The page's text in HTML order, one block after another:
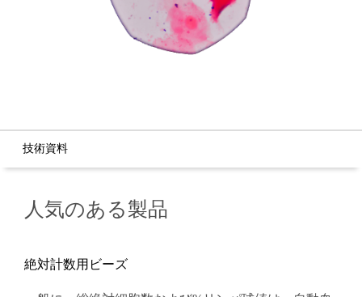
技術資料
人気のある製品
絶対計数用ビーズ